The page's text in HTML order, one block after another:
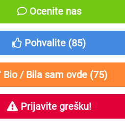
Ocenite nas
Pohvalite (85)
Bio / Bila sam ovde (75)
Prijavite grešku!